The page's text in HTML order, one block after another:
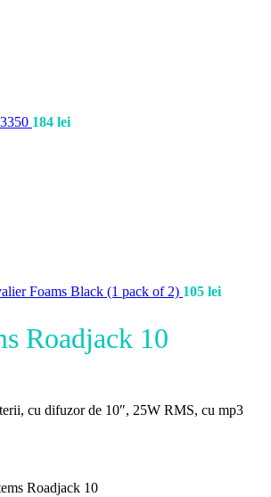
184 lei
Foams Black (1 pack of 2) 105 lei
Roadjack 10
cu difuzor de 10″, 25W RMS, cu mp3
Roadjack 10